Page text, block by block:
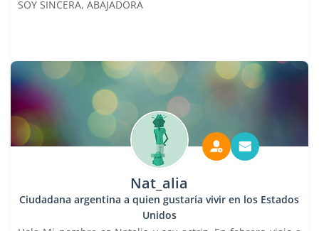
SOY SINCERA, ABAJADORA
Nat_alia
Ciudadana argentina a quien gustaría vivir en los Estados
Unidos